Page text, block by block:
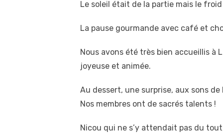
Le soleil était de la partie mais le
La pause gourmande avec café et
Nous avons été très bien accueillis à
joyeuse et animée.
Au dessert, une surprise, aux sons
Nos membres ont de sacrés talents !
Nicou qui ne s’y attendait pas du